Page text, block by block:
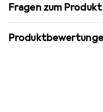
Fragen zum Produkt